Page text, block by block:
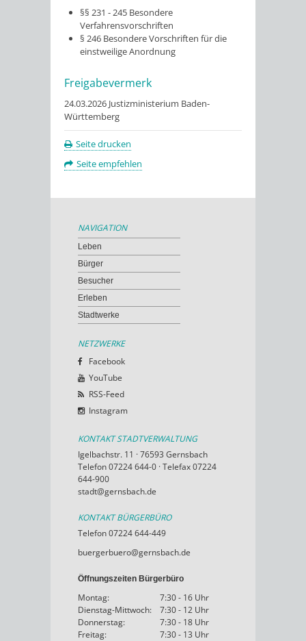
§§ 231 - 245 Besondere
Verfahrensvorschriften
§ 246 Besondere Vorschriften für die
einstweilige Anordnung
Freigabevermerk
24.03.2026 Justizministerium Baden-
Württemberg
Seite drucken
Seite empfehlen
NAVIGATION
Leben
Bürger
Besucher
Erleben
Stadtwerke
NETZWERKE
Facebook
YouTube
RSS-Feed
Instagram
KONTAKT STADTVERWALTUNG
Igelbachstr. 11 · 76593 Gernsbach
Telefon 07224 644-0 · Telefax 07224
644-900
stadt@gernsbach.de
KONTAKT BÜRGERBÜRO
Telefon 07224 644-449
buergerbuero@gernsbach.de
Öffnungszeiten Bürgerbüro
Montag:
7:30 - 16 Uhr
Dienstag-Mittwoch:
7:30 - 12 Uhr
Donnerstag:
7:30 - 18 Uhr
Freitag:
7:30 - 13 Uhr